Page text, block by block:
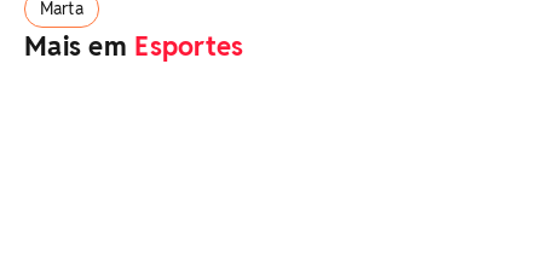
Marta
Mais em Esportes